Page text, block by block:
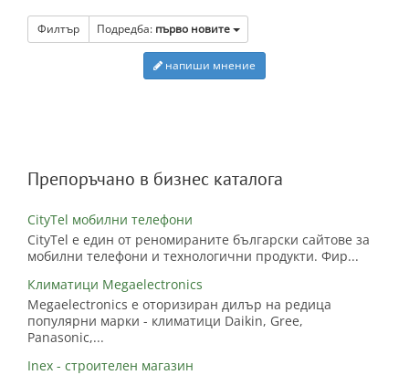
Филтър Подредба: първо новите
напиши мнение
Препоръчано в бизнес каталога
CityTel мобилни телефони
CityTel е един от реномираните български сайтове за
мобилни телефони и технологични продукти. Фир...
Климатици Megaelectronics
Megaelectronics е оторизиран дилър на редица
популярни марки - климатици Daikin, Gree,
Panasonic,...
Inex - строителен магазин